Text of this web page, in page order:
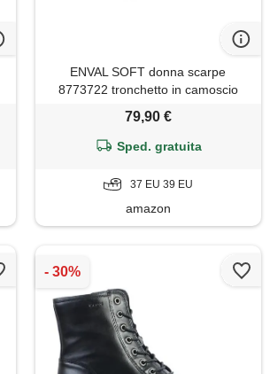
ENVAL SOFT donna scarpe
8773722 tronchetto in camoscio
beige 39
79,90 €
Sped. gratuita
37 EU 39 EU
amazon